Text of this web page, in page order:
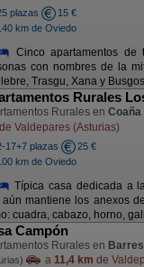
plazas
15 €
km de Oviedo
Cinco apartamentos
con nombres de la
Trasgu, Xana y
Rurales
Rurales en Coaña
de Valdepares (Asturias)
17+7 plazas
25 €
km de Oviedo
Típica casa dedicada a
aún mantiene los anexos
cuadra, cabazo, horno,
Campón
Rurales en
a 11,4 km de